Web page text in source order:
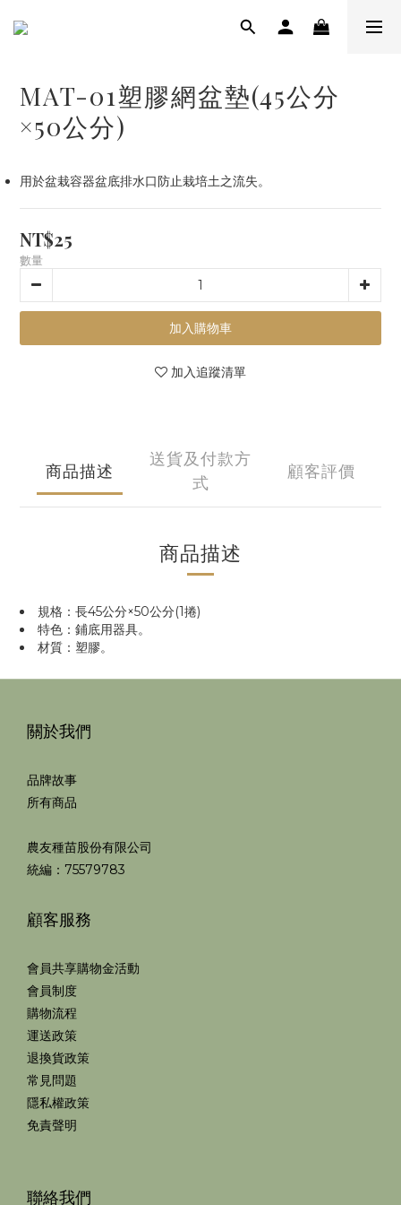
MAT-01塑膠網盆墊(45公分
×50公分)
用於盆栽容器盆底排水口防止栽培土之流失。
NT$25
數量
加入購物車
加入追蹤清單
商品描述
送貨及付款方
式
顧客評價
商品描述
規格：長45公分×50公分(1捲)
特色：鋪底用器具。
材質：塑膠。
關於我們
品牌故事
所有商品
農友種苗股份有限公司
統編：75579783
顧客服務
會員共享購物金活動
會員制度
購物流程
運送政策
退換貨政策
常見問題
隱私權政策
免責聲明
聯絡我們